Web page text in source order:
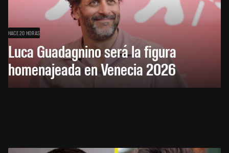
HACE 20 HORAS
Luca Guadagnino será la figura
homenajeada en Venecia 2026